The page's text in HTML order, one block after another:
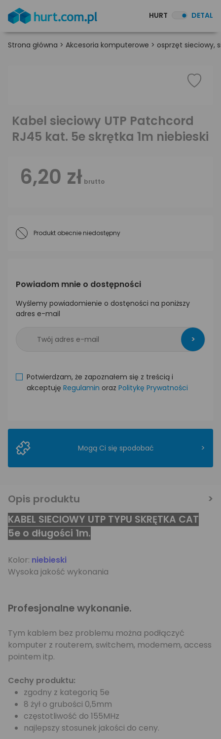
HURT DETAL
Strona główna > Akcesoria komputerowe > osprzęt sieciowy,
Kabel sieciowy UTP Patchcord
RJ45 kat. 5e skrętka 1m niebieski
6,20 zł brutto
Produkt obecnie niedostępny
Powiadom mnie o dostępności
Wyślemy powiadomienie o dostęności na poniższy
adres e-mail
>
Potwierdzam, że zapoznałem się z treścią i
akceptuję Regulamin oraz Politykę Prywatności
Mogą Ci się spodobać >
Opis produktu
KABEL SIECIOWY UTP TYPU SKRĘTKA CAT
5e o długości 1m.
Kolor: niebieski
Wysoka jakość wykonania
Profesjonalne wykonanie.
Tym kablem bez problemu można podłączyć
komputer z routerem, switchem, modemem, access
pointem itp.
Cechy produktu:
zgodny z kategorią 5e
8 żył o grubości 0,5mm
częstotliwość do 155MHz
najlepszy stosunek jakości do ceny.